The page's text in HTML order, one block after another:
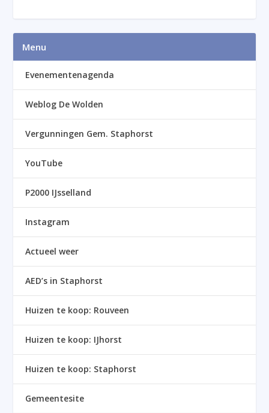
Menu
Evenementenagenda
Weblog De Wolden
Vergunningen Gem. Staphorst
YouTube
P2000 IJsselland
Instagram
Actueel weer
AED’s in Staphorst
Huizen te koop: Rouveen
Huizen te koop: IJhorst
Huizen te koop: Staphorst
Gemeentesite